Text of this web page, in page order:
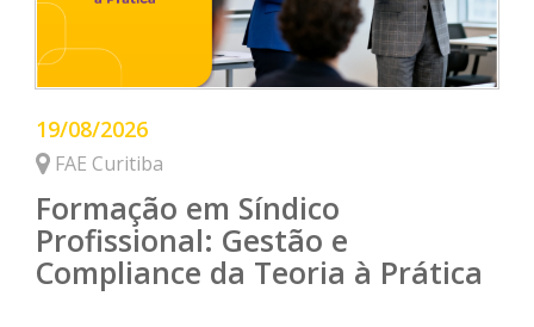
19/08/2026
FAE Curitiba
Formação em Síndico
Profissional: Gestão e
Compliance da Teoria à Prática